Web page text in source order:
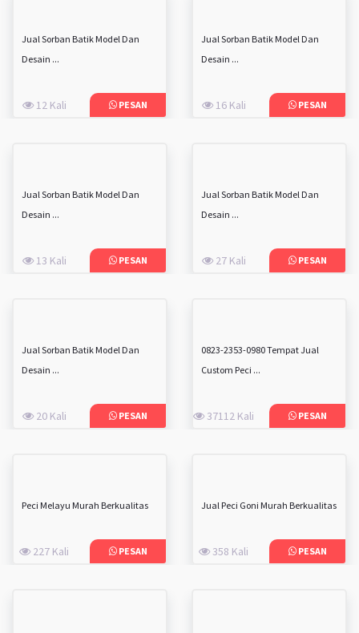
Jual Sorban Batik Model Dan
Desain ...
12 Kali PESAN
Jual Sorban Batik Model Dan
Desain ...
16 Kali PESAN
Jual Sorban Batik Model Dan
Desain ...
13 Kali PESAN
Jual Sorban Batik Model Dan
Desain ...
27 Kali PESAN
Jual Sorban Batik Model Dan
Desain ...
20 Kali PESAN
0823-2353-0980 Tempat Jual
Custom Peci ...
37112 Kali PESAN
Peci Melayu Murah Berkualitas
227 Kali PESAN
Jual Peci Goni Murah Berkualitas
358 Kali PESAN